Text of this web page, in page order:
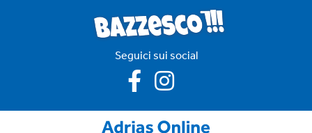
Seguici sui social